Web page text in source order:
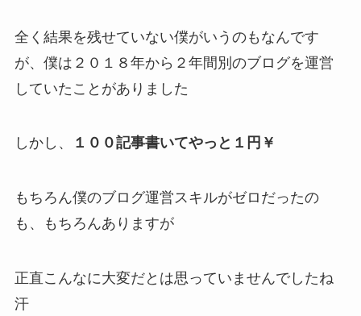
全く結果を残せていない僕がいうのもなんです
が、僕は２０１８年から２年間別のブログを運営
していたことがありました
しかし、 １００記事書いてやっと１円￥
もちろん僕のブログ運営スキルがゼロだったの
も、もちろんありますが
正直こんなに大変だとは思っていませんでしたね
汗